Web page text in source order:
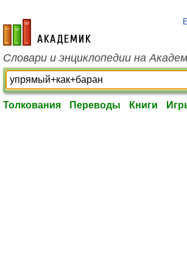
academic.ru
Словари и энциклопедии на
Толкования Переводы Книги